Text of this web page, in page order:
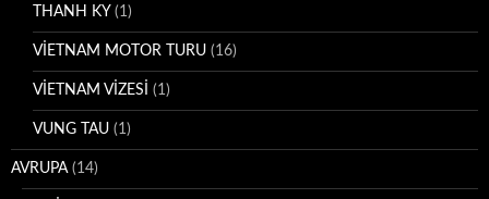
THANH KY (1)
VİETNAM MOTOR TURU (16)
VİETNAM VİZESİ (1)
VUNG TAU (1)
AVRUPA(14)